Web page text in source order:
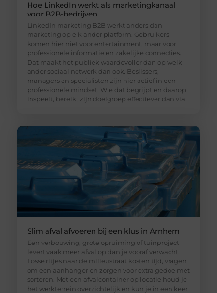
Hoe LinkedIn werkt als marketingkanaal
voor B2B-bedrijven
LinkedIn marketing B2B werkt anders dan
marketing op elk ander platform. Gebruikers
komen hier niet voor entertainment, maar voor
professionele informatie en zakelijke connecties.
Dat maakt het publiek waardevoller dan op welk
ander sociaal netwerk dan ook. Beslissers,
managers en specialisten zijn hier actief in een
professionele mindset. Wie dat begrijpt en daarop
inspeelt, bereikt zijn doelgroep effectiever dan via
Slim afval afvoeren bij een klus in Arnhem
Een verbouwing, grote opruiming of tuinproject
levert vaak meer afval op dan je vooraf verwacht.
Losse ritjes naar de milieustraat kosten tijd, vragen
om een aanhanger en zorgen voor extra gedoe met
sorteren. Met een afvalcontainer op locatie houd je
het werkterrein overzichtelijk en kun je in een keer